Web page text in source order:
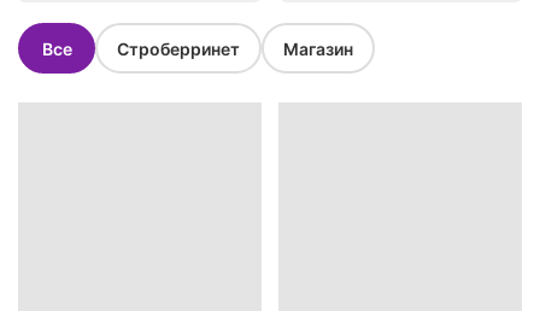
Все Строберринет Магазин